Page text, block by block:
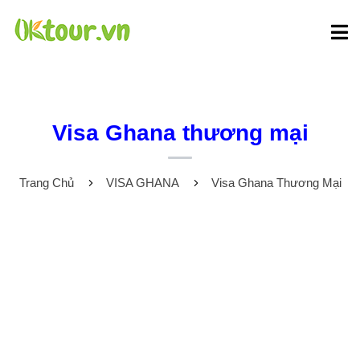
Visa Ghana thương mại
Trang Chủ VISA GHANA Visa Ghana Thương Mại